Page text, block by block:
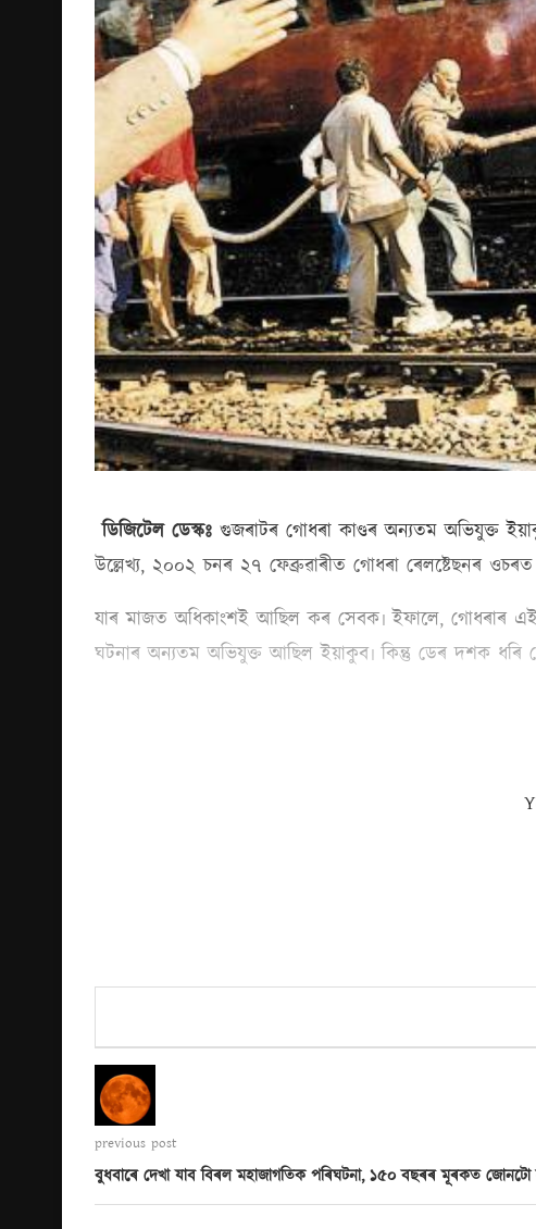
ডিজিটেল ডেস্কঃ গুজৰাটৰ গোধৰা কাণ্ডৰ অন্যতম অভিযুক্ত
উল্লেখ্য, ২০০২ চনৰ ২৭ ফেব্ৰুৱাৰীত গোধৰা ৰেলষ্টেছনৰ
যাৰ মাজত অধিকাংশই আছিল কৰ সেবক৷ ইফালে, গোধৰাৰ এই
ঘটনাৰ অন্যতম অভিযুক্ত আছিল ইয়াকুব৷ কিন্তু ডেৰ দশক
previous post
বুধবাৰে দেখা যাব বিৰল মহাজাগতিক পৰিঘটনা, ১৫০ বছৰৰ মূৰকত জোনটো